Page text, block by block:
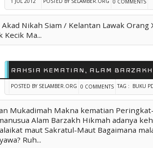
0 COMMENTS
TAG : CERITA LUCU , FUNNY STORY , VIDEO LUCU
Akad Nikah Siam / Kelantan Lawak Orang
Kecik Ma...
RAHSIA KEMATIAN, ALAM
POSTED BY SELAMBER.ORG 0 COMMENTS TAG : BUKU
Mukadimah Makna kematian
Alam Barzakh Hikmah adanya
maut Sakratul-Maut Bagaimana
Ruh...